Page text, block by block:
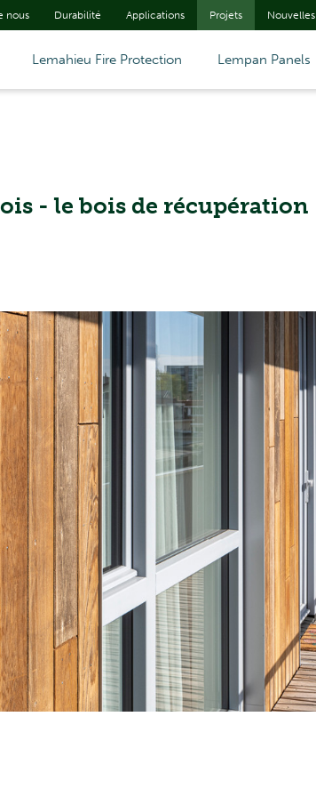
nous Durabilité Applications Projets Nouvelles
Lemahieu Fire Protection Lempan Panels
- le bois de récupération